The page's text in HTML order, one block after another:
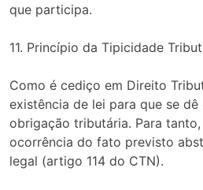
que participa.
11. Princípio da Tipicidade
Como é cediço em Direito
existência de lei para que se
obrigação tributária. Para
ocorrência do fato previsto
legal (artigo 114 do CTN).